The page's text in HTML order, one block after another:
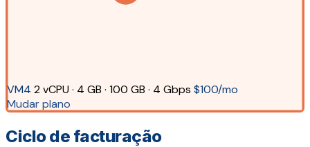
VM4 2 vCPU · 4 GB · 100 GB · 4 Gbps $100/mo
Mudar plano
Ciclo de facturação